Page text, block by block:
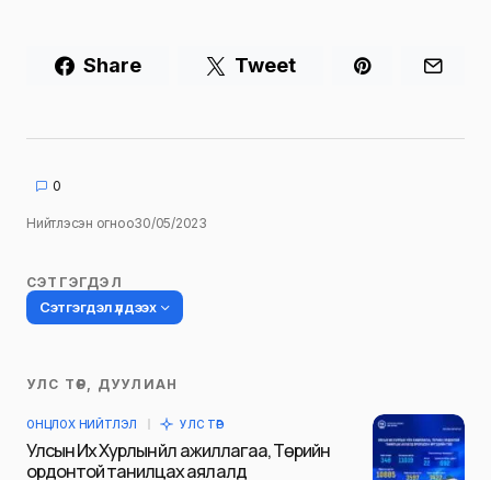
Share Tweet
0
Нийтлэсэн огноо30/05/2023
СЭТГЭГДЭЛ
Сэтгэгдэл үлдээх
Таны имэйл хаягийг нийтлэхгүй.
тэмдэглэсэн
УЛС ТӨР, ДУУЛИАН
ОНЦЛОХ НИЙТЛЭЛ УЛС ТӨР
Улсын Их Хурлын үйл ажиллагаа, Төрийн
ордонтой танилцах аялалд